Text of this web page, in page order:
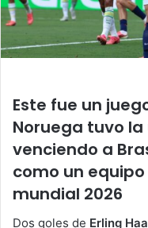
Este fue un
Noruega tuvo
venciendo a
como un
mundial 2026
Dos goles de Erling